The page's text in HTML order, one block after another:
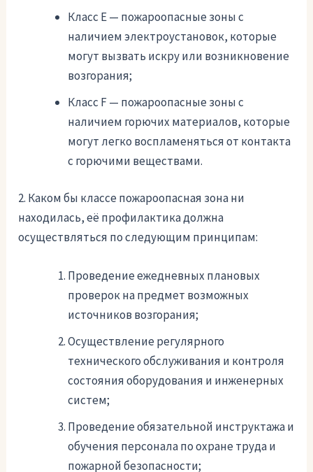
Класс E — пожароопасные зоны с
наличием электроустановок, которые
могут вызвать искру или возникновение
возгорания;
Класс F — пожароопасные зоны с
наличием горючих материалов, которые
могут легко воспламеняться от контакта
с горючими веществами.
2. Каком бы классе пожароопасная зона ни
находилась, её профилактика должна
осуществляться по следующим принципам:
Проведение ежедневных плановых
проверок на предмет возможных
источников возгорания;
Осуществление регулярного
технического обслуживания и контроля
состояния оборудования и инженерных
систем;
Проведение обязательной инструктажа и
обучения персонала по охране труда и
пожарной безопасности;